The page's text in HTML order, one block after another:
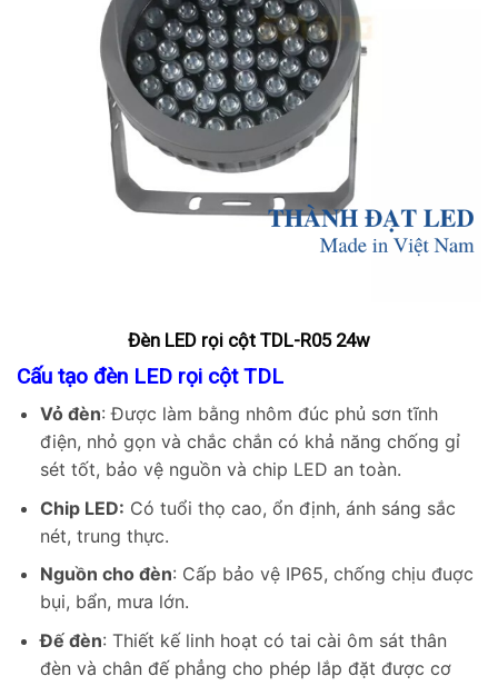
Đèn LED rọi cột TDL-R05 24w
Cấu tạo đèn LED rọi cột TDL
Vỏ đèn: Được làm bằng nhôm đúc phủ sơn tĩnh
điện, nhỏ gọn và chắc chắn có khả năng chống gỉ
sét tốt, bảo vệ nguồn và chip LED an toàn.
Chip LED: Có tuổi thọ cao, ổn định, ánh sáng sắc
nét, trung thực.
Nguồn cho đèn: Cấp bảo vệ IP65, chống chịu đuợc
bụi, bẩn, mưa lớn.
Đế đèn: Thiết kế linh hoạt có tai cài ôm sát thân
đèn và chân đế phẳng cho phép lắp đặt được cơ